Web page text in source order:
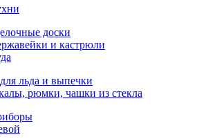
доски
и кастрюли
льда и выпечки
рюмки, чашки из стекла